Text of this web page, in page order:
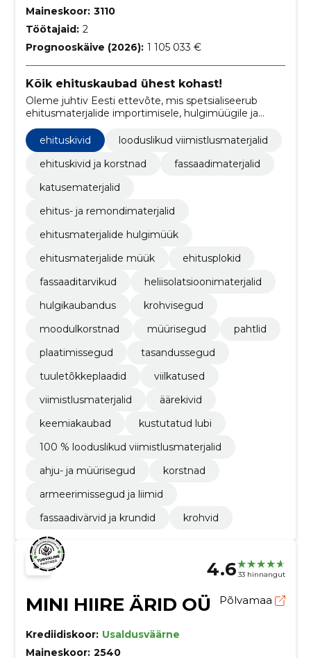
Maineskoor: 3110
Töötajaid: 2
Prognooskäive (2026): 1 105 033 €
Kõik ehituskaubad ühest kohast!
Oleme juhtiv Eesti ettevõte, mis spetsialiseerub
ehitusmaterjalide importimisele, hulgimüügile ja
projektimüügile, pakkudes laia valikut kvaliteetseid
tooteid nii kodumaistest kui ka Euroopa tootjatest.
ehituskivid
looduslikud viimistlusmaterjalid
ehituskivid ja korstnad
fassaadimaterjalid
katusematerjalid
ehitus- ja remondimaterjalid
ehitusmaterjalide hulgimüük
ehitusmaterjalide müük
ehitusplokid
fassaaditarvikud
heliisolatsioonimaterjalid
hulgikaubandus
krohvisegud
moodulkorstnad
müürisegud
pahtlid
plaatimissegud
tasandussegud
tuuletõkkeplaadid
viilkatused
viimistlusmaterjalid
äärekivid
keemiakaubad
kustutatud lubi
100 % looduslikud viimistlusmaterjalid
ahju- ja müürisegud
korstnad
armeerimissegud ja liimid
fassaadivärvid ja krundid
krohvid
4.6 33 hinnangut
MINI HIIRE ÄRID OÜ Põlvamaa
Krediidiskoor: Usaldusväärne
Maineskoor: 2540